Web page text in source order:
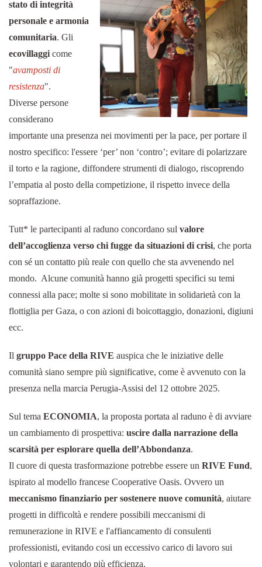
stato di integrità
personale e armonia
comunitaria. Gli
ecovillaggi come
"avamposti di
resistenza".
Diverse persone
considerano
importante una presenza nei movimenti per la pace, per portare il
nostro specifico: l'essere ‘per’ non ‘contro’; evitare di polarizzare
il torto e la ragione, diffondere strumenti di dialogo, riscoprendo
l’empatia al posto della competizione, il rispetto invece della
sopraffazione.
Tutt* le partecipanti al raduno concordano sul valore
dell’accoglienza verso chi fugge da situazioni di crisi, che porta
con sé un contatto più reale con quello che sta avvenendo nel
mondo. Alcune comunità hanno già progetti specifici su temi
connessi alla pace; molte si sono mobilitate in solidarietà con la
flottiglia per Gaza, o con azioni di boicottaggio, donazioni, digiuni
ecc.
Il gruppo Pace della RIVE auspica che le iniziative delle
comunità siano sempre più significative, come è avvenuto con la
presenza nella marcia Perugia-Assisi del 12 ottobre 2025.
Sul tema ECONOMIA, la proposta portata al raduno è di avviare
un cambiamento di prospettiva: uscire dalla narrazione della
scarsità per esplorare quella dell’Abbondanza.
Il cuore di questa trasformazione potrebbe essere un RIVE Fund,
ispirato al modello francese Cooperative Oasis. Ovvero un
meccanismo finanziario per sostenere nuove comunità, aiutare
progetti in difficoltà e rendere possibili meccanismi di
remunerazione in RIVE e l'affiancamento di consulenti
professionisti, evitando cosi un eccessivo carico di lavoro sui
volontari e garantendo più efficienza.